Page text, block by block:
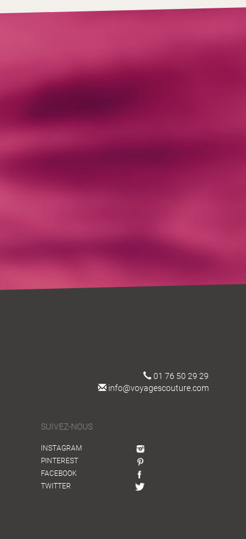
01 76 50 29 29
info@voyagescouture.com
SUIVEZ-NOUS
INSTAGRAM
PINTEREST
FACEBOOK
TWITTER